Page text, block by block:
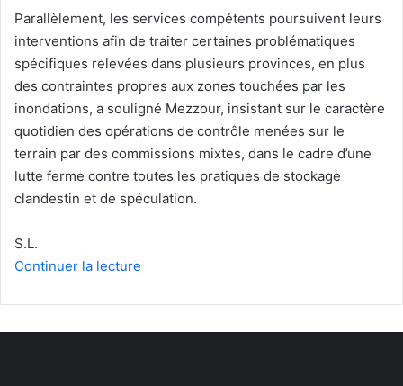
Parallèlement, les services compétents poursuivent leurs
interventions afin de traiter certaines problématiques
spécifiques relevées dans plusieurs provinces, en plus
des contraintes propres aux zones touchées par les
inondations, a souligné Mezzour, insistant sur le caractère
quotidien des opérations de contrôle menées sur le
terrain par des commissions mixtes, dans le cadre d’une
lutte ferme contre toutes les pratiques de stockage
clandestin et de spéculation.
S.L.
Continuer la lecture